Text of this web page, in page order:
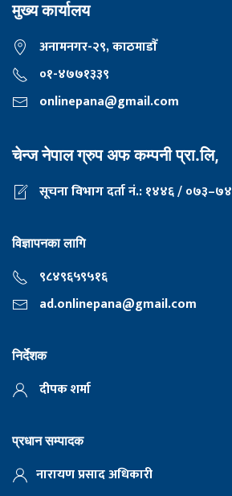
मुख्य कार्यालय
अनामनगर-२९, काठमाडाैँ
०१-४७७१३३९
onlinepana@gmail.com
चेन्ज नेपाल ग्रुप अफ कम्पनी प्रा.लि,
सूचना विभाग दर्ता नं.: १४४६ / ०७३–७४
विज्ञापनका लागि
९८४९६५९५१६
ad.onlinepana@gmail.com
निर्देशक
दीपक शर्मा
प्रधान सम्पादक
नारायण प्रसाद अधिकारी